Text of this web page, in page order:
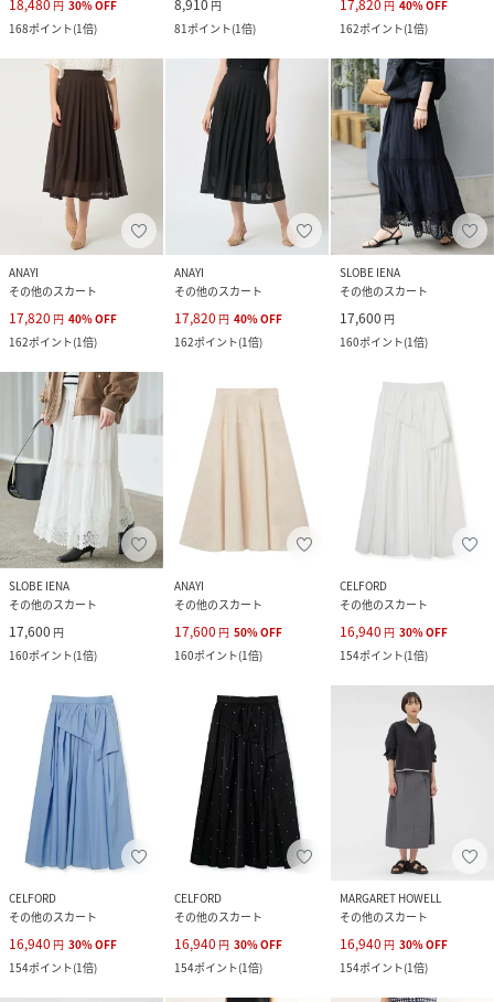
18,480 円 30%OFF
168ポイント(1倍)
8,910 円
81ポイント(1倍)
17,820 円 40%OFF
162ポイント(1倍)
ANAYI
その他のスカート
17,820 円 40%OFF
162ポイント(1倍)
ANAYI
その他のスカート
17,820 円 40%OFF
162ポイント(1倍)
SLOBE IENA
その他のスカート
17,600 円
160ポイント(1倍)
SLOBE IENA
その他のスカート
17,600 円
160ポイント(1倍)
ANAYI
その他のスカート
17,600 円 50%OFF
160ポイント(1倍)
CELFORD
その他のスカート
16,940 円 30%OFF
154ポイント(1倍)
CELFORD
その他のスカート
16,940 円 30%OFF
154ポイント(1倍)
CELFORD
その他のスカート
16,940 円 30%OFF
154ポイント(1倍)
MARGARET HOWELL
その他のスカート
16,940 円 30%OFF
154ポイント(1倍)